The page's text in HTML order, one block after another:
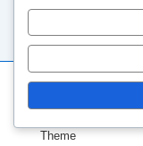
Theme